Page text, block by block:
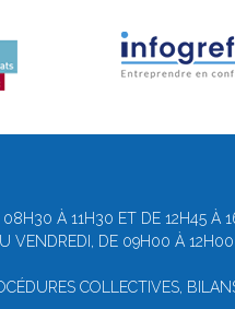
À 11H30 ET DE 12H45 À
VENDREDI, DE 09H00 À
COLLECTIVES,